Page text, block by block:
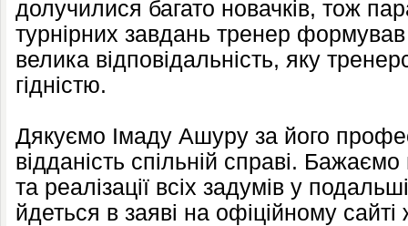
долучилися багато новачків, тож
турнірних завдань тренер
велика відповідальність, яку
гідністю.
Дякуємо Імаду Ашуру за його
відданість спільній справі.
та реалізації всіх задумів у
йдеться в заяві на офіційному